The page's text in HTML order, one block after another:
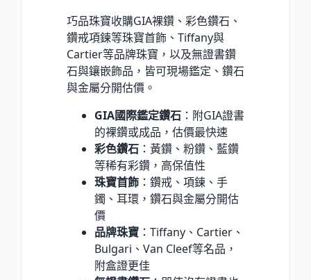
巧品珠寶收購GIA裸鑽、彩色鑽石、
鑽戒項鍊等珠寶首飾、Tiffany與
Cartier等品牌珠寶，以及無證書鑽
石與鑲嵌飾品，皆可現場鑑定、鑽石
與金屬分開估價。
GIA國際鑑定鑽石 ：附GIA證書
的裸鑽或成品，估價最快速
彩色鑽石 ：黃鑽、粉鑽、藍鑽
等稀有彩鑽，高保值性
珠寶首飾 ：鑽戒、項鍊、手
鐲、耳環，鑽石與金屬分開估
價
品牌珠寶 ：Tiffany、Cartier、
Bulgari、Van Cleef等名品，
附盒證更佳